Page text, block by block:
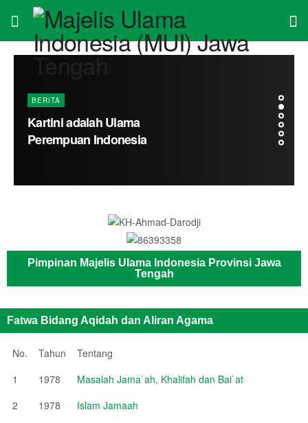
Pimpinan Majelis Ulama Indonesia Provinsi Jawa
Tengah
Fatwa Bidang Aqidah dan Aliran Agama
No. Tahun
Tentang
1
1978
Masalah Jama`ah, Khalifah dan Bai`at
2
1978
Islam Jamaah